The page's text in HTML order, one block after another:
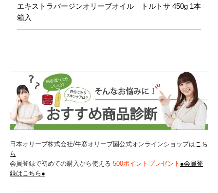
エキストラバージンオリーブオイル トルトサ 450g 1本
箱入
日本オリーブ株式会社/牛窓オリーブ園公式オンラインショップはこち
ら
会員登録で初めての購入から使える 500ポイントプレゼント ●会員登
録はこちら●